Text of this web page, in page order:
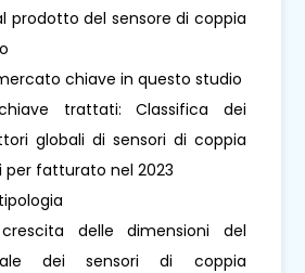
prodotto del sensore di coppia
chiave in questo studio
trattati: Classifica dei
globali di sensori di coppia
fatturato nel 2023
delle dimensioni del
dei sensori di coppia